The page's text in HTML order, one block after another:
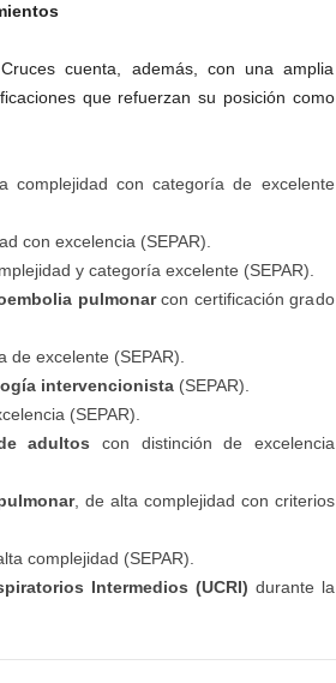
cuenta, además, con una amplia
que refuerzan su posición como
complejidad con categoría de excelente
con excelencia (SEPAR).
y categoría excelente (SEPAR).
pulmonarcon certificación grado
excelente (SEPAR).
intervencionista(SEPAR).
(SEPAR).
adultos con distinción de excelencia
, de alta complejidad con criterios
complejidad (SEPAR).
Intermedios (UCRI) durante la